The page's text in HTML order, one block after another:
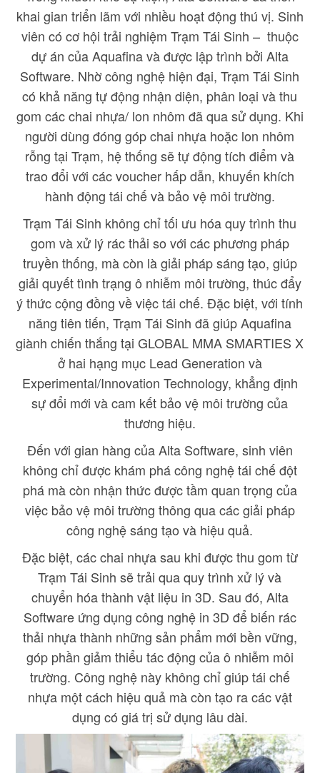
khai gian triển lãm với nhiều hoạt động thú vị. Sinh
viên có cơ hội trải nghiệm Trạm Tái Sinh – thuộc
dự án của Aquafina và được lập trình bởi Alta
Software. Nhờ công nghệ hiện đại, Trạm Tái Sinh
có khả năng tự động nhận diện, phân loại và thu
gom các chai nhựa/ lon nhôm đã qua sử dụng. Khi
người dùng đóng góp chai nhựa hoặc lon nhôm
rỗng tại Trạm, hệ thống sẽ tự động tích điểm và
trao đổi với các voucher hấp dẫn, khuyến khích
hành động tái chế và bảo vệ môi trường.
Trạm Tái Sinh không chỉ tối ưu hóa quy trình thu
gom và xử lý rác thải so với các phương pháp
truyền thống, mà còn là giải pháp sáng tạo, giúp
giải quyết tình trạng ô nhiễm môi trường, thúc đẩy
ý thức cộng đồng về việc tái chế. Đặc biệt, với tính
năng tiên tiến, Trạm Tái Sinh đã giúp Aquafina
giành chiến thắng tại GLOBAL MMA SMARTIES X
ở hai hạng mục Lead Generation và
Experimental/Innovation Technology, khẳng định
sự đổi mới và cam kết bảo vệ môi trường của
thương hiệu.
Đến với gian hàng của Alta Software, sinh viên
không chỉ được khám phá công nghệ tái chế đột
phá mà còn nhận thức được tầm quan trọng của
việc bảo vệ môi trường thông qua các giải pháp
công nghệ sáng tạo và hiệu quả.
Đặc biệt, các chai nhựa sau khi được thu gom từ
Trạm Tái Sinh sẽ trải qua quy trình xử lý và
chuyển hóa thành vật liệu in 3D. Sau đó, Alta
Software ứng dụng công nghệ in 3D để biến rác
thải nhựa thành những sản phẩm mới bền vững,
góp phần giảm thiểu tác động của ô nhiễm môi
trường. Công nghệ này không chỉ giúp tái chế
nhựa một cách hiệu quả mà còn tạo ra các vật
dụng có giá trị sử dụng lâu dài.